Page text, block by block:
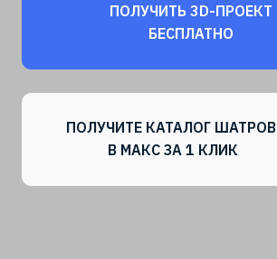
ПОЛУЧИТЬ 3D-ПРОЕКТ
БЕСПЛАТНО
ПОЛУЧИТЕ КАТАЛОГ ШАТРОВ
В МАКС ЗА 1 КЛИК